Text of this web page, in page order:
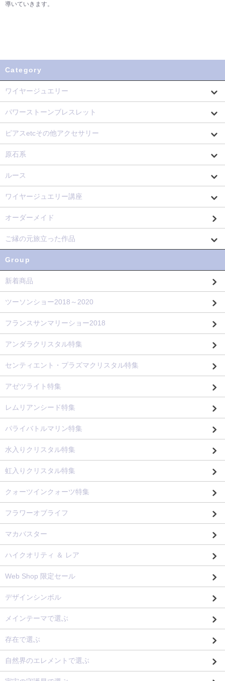
導いていきます。
Category
ワイヤージュエリー
パワーストーンブレスレット
ピアスetcその他アクセサリー
原石系
ルース
ワイヤージュエリー講座
オーダーメイド
ご縁の元旅立った作品
Group
新着商品
ツーソンショー2018～2020
フランスサンマリーショー2018
アンダラクリスタル特集
センティエント・プラズマクリスタル特集
アゼツライト特集
レムリアンシード特集
パライバトルマリン特集
水入りクリスタル特集
虹入りクリスタル特集
クォーツインクォーツ特集
フラワーオブライフ
マカバスター
ハイクオリティ ＆ レア
Web Shop 限定セール
デザインシンボル
メインテーマで選ぶ
存在で選ぶ
自然界のエレメントで選ぶ